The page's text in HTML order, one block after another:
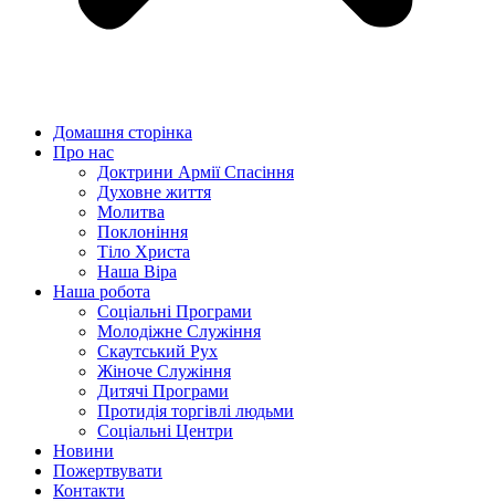
Домашня сторінка
Про нас
Доктрини Армії Спасіння
Духовне життя
Молитва
Поклоніння
Тіло Христа
Наша Віра
Наша робота
Соціальні Програми
Молодіжне Служіння
Скаутський Рух
Жіноче Cлужіння
Дитячі Програми
Протидія торгівлі людьми
Соціальні Центри
Новини
Пожертвувати
Контакти